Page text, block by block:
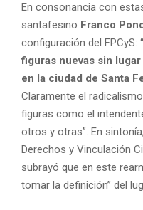
o
r
d
e
v
i
d
e
o
En consonancia con
santafesino Franco
configuración del FPCyS: “
figuras nuevas sin
en la ciudad de Santa
Claramente el
figuras como el
otros y otras”. En
Derechos y Vinculación
subrayó que en este
tomar la definición” del